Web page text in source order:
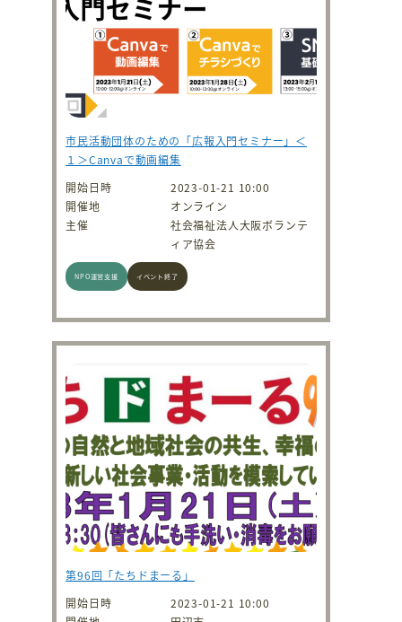
市民活動団体のための「広報入門セミナー」＜
１＞Canvaで動画編集
開始日時
2023-01-21 10:00
開催地
オンライン
主催
社会福祉法人大阪ボランテ
ィア協会
NPO運営支援 イベント終了
第96回「たちドまーる」
開始日時
2023-01-21 10:00